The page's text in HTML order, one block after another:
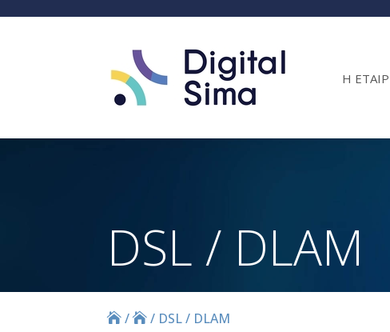
Η
DSL / DLAM
/ / DSL / DLAM